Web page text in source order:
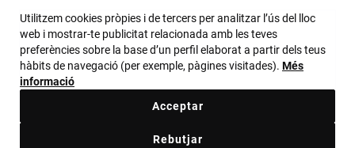
País i moneda:
Euro
Utilitzem cookies pròpies i de tercers per analitzar l’ús del lloc
web i mostrar-te publicitat relacionada amb les teves
preferències sobre la base d’un perfil elaborat a partir dels teus
hàbits de navegació (per exemple, pàgines visitades). Més
informació
Rebutjar
Acceptar